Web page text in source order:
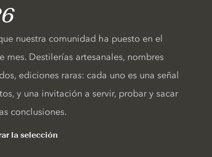
nuestra comunidad ha puesto en el
mes. Destilerías artesanales, nombres
ediciones raras: cada uno es una señal
y una invitación a servir, probar y sacar
conclusiones.
la selección